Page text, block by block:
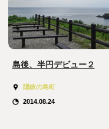
2014.08.24
隠岐の島町
島後、半円デビュー２